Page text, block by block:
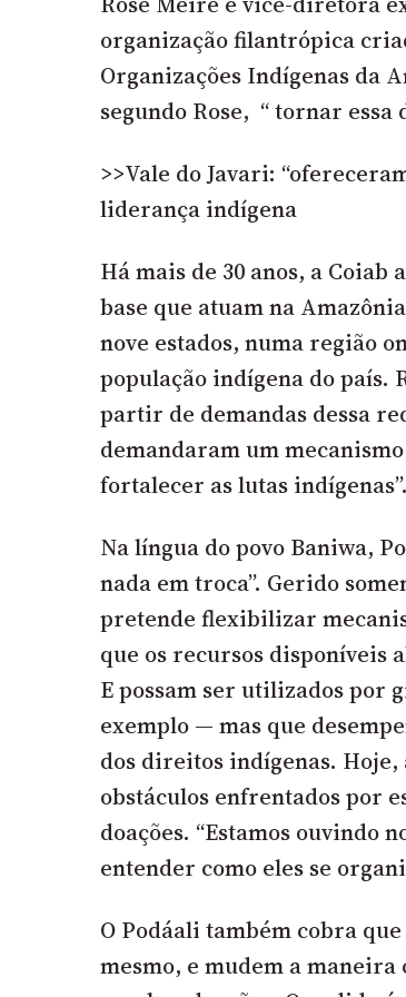
organização filantrópica
Organizações Indígenas da
segundo Rose, “ tornar
>>Vale do Javari:
liderança indígena
Há mais de 30 anos, a
base que atuam na
nove estados, numa região
população indígena do país.
partir de demandas dessa
demandaram um
fortalecer as lutas indígenas”.
Na língua do povo Baniwa,
nada em troca”. Gerido
pretende flexibilizar
que os recursos disponíveis
E possam ser utilizados por
exemplo — mas que
dos direitos indígenas.
obstáculos enfrentados por
doações. “Estamos ouvindo
entender como eles se
O Podáali também cobra
mesmo, e mudem a maneira